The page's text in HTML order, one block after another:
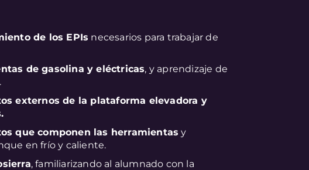
de los EPIs necesarios para trabajar de
de gasolina y eléctricas, y aprendizaje de
externos de la plataforma elevadora y
que componen las herramientas y
en frío y caliente.
, familiarizando al alumnado con la